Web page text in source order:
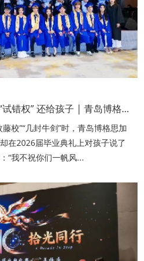
把美式高中搬到国内，把 “试错权” 还给孩子 | 青岛博格思加州学校
校”“几封牛剑”时，青岛博格思加
在2026届毕业典礼上对孩子说了
“我不祝你们一帆风...